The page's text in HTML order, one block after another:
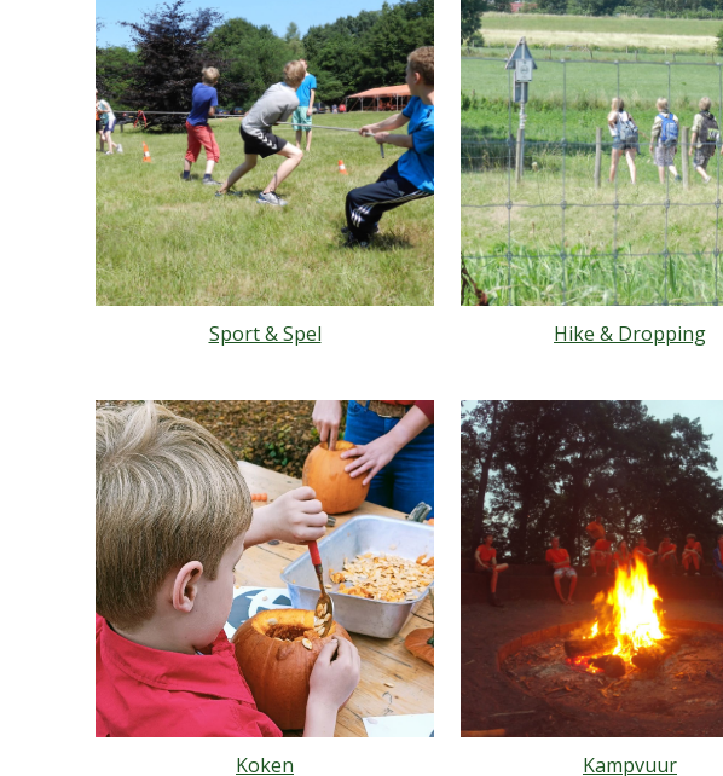
Sport & Spel Hike & Dropping
Koken Kampvuur